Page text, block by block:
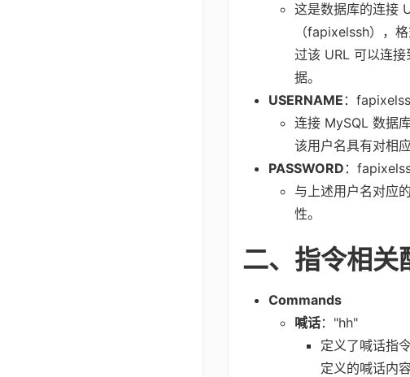
这是数据库的连接
（fapixelssh），
过该 URL 可以连
据。
USERNAME ：
连接 MySQL 数据
该用户名具有对相
PASSWORD ：
与上述用户名对应
性。
二、指令相关
Commands
喊话："hh"
定义了喊话指
定义的喊话内容